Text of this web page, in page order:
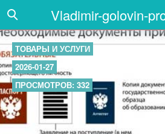
Vladimir-golovin-
ТОВАРЫ И УСЛУГИ
2026-01-27
ПРОСМОТРОВ: 332